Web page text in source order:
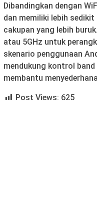
Dibandingkan dengan
dan memiliki lebih
cakupan yang lebih
atau 5GHz untuk
skenario penggunaan
mendukung kontrol
membantu
Post Views: 625